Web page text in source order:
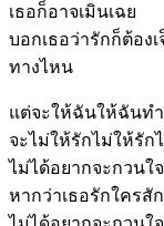
เธอก็อาจเมินเฉย
บอกเธอว่ารักก็ต้องเ
ทางไหน
แต่จะให้ฉันให้ฉันทำ
จะไม่ให้รักไม่ให้รัก
ไม่ได้อยากจะกวนใจ
หากว่าเธอรักใครสั